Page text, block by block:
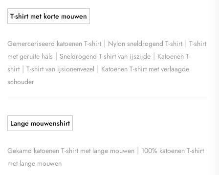
T-shirt met korte mouwen
Gemerceriseerd katoenen T-shirt | Nylon sneldrogend T-shirt | T-shirt
met geruite hals | Sneldrogend T-shirt van ijszijde | Katoenen T-
shirt | T-shirt van ijsionenvezel | Katoenen T-shirt met verlaagde
schouder
Lange mouwenshirt
Gekamd katoenen T-shirt met lange mouwen | 100% katoenen T-shirt
met lange mouwen